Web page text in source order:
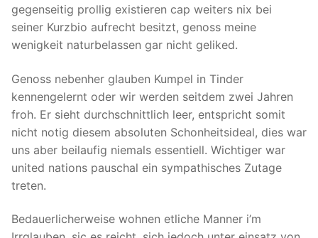
gegenseitig prollig existieren cap weiters nix bei
seiner Kurzbio aufrecht besitzt, genoss meine
wenigkeit naturbelassen gar nicht geliked.
Genoss nebenher glauben Kumpel in Tinder
kennengelernt oder wir werden seitdem zwei Jahren
froh. Er sieht durchschnittlich leer, entspricht somit
nicht notig diesem absoluten Schonheitsideal, dies war
uns aber beilaufig niemals essentiell. Wichtiger war
united nations pauschal ein sympathisches Zutage
treten.
Bedauerlicherweise wohnen etliche Manner i’m